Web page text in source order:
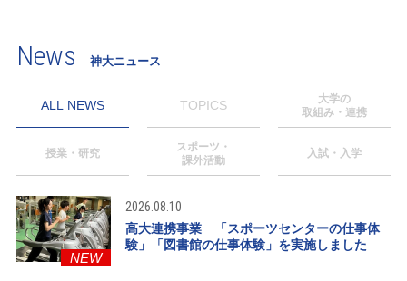
News 神大ニュース
ALL NEWS TOPICS
大学の
取組み・連携
授業・研究
スポーツ・
課外活動
入試・入学
NEW
2026.08.10
高大連携事業 「スポーツセンターの仕事体
験」「図書館の仕事体験」を実施しました